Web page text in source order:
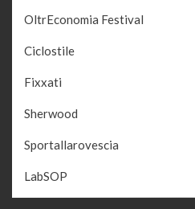
OltrEconomia Festival
Ciclostile
Fixxati
Sherwood
Sportallarovescia
LabSOP